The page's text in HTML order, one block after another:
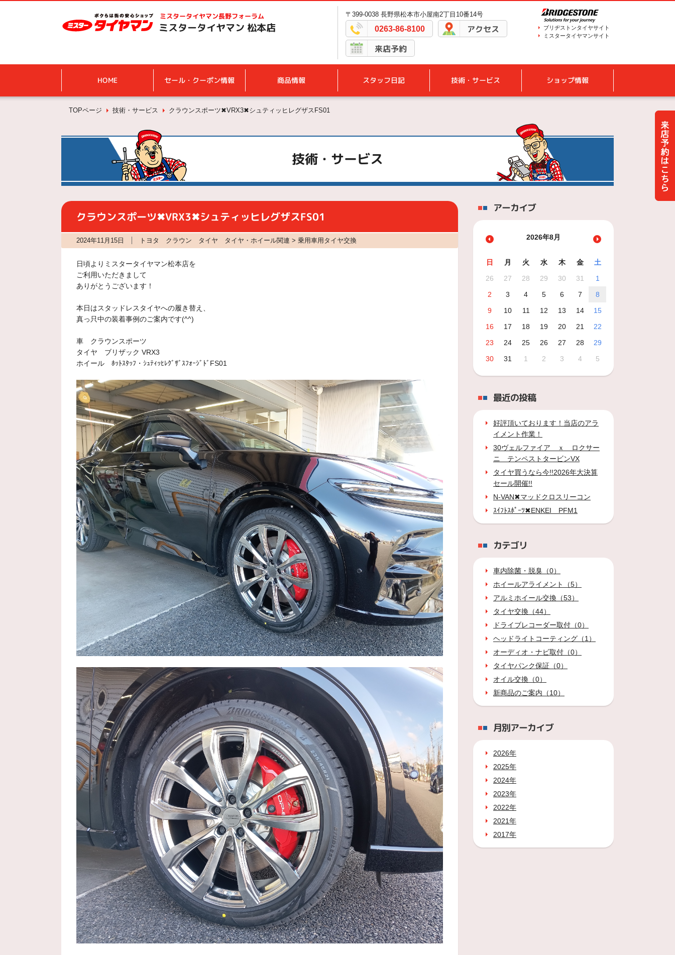
ミスタータイヤマン長野フォーラム
ミスタータイヤマン 松本店
〒399-0038 長野県松本市小屋南2丁目10番14号
0263-86-8100 アクセス
来店予約
ブリヂストンタイヤサイト
ミスタータイヤマンサイト
HOME セール・クーポン情報 商品情報 スタッフ日記 技術・サービス ショップ情報
TOPページ 技術・サービス クラウンスポーツ✖VRX3✖シュティッヒレグザスFS01
技術・サービス
クラウンスポーツ✖VRX3✖シュティッヒレグザスFS01
2024年11月15日 トヨタ クラウン タイヤ タイヤ・ホイール関連 > 乗用車用タイヤ交換
日頃よりミスタータイヤマン松本店を
ご利用いただきまして
ありがとうございます！
本日はスタッドレスタイヤへの履き替え、
真っ只中の装着事例のご案内です(^^)
車 クラウンスポーツ
タイヤ ブリザック VRX3
ホイール ﾎｯﾄｽﾀｯﾌ・ｼｭﾃｨｯﾋﾚｸﾞｻﾞｽﾌｫｰｼﾞﾄﾞFS01
アーカイブ
2026年8月
日 月 火 水 木 金
土
26
27 28 29 30 31
1
2
3 4 5 6 7
8
9
10 11 12 13 14
15
16
17 18 19 20 21
22
23
24 25 26 27 28
29
30
31 1 2 3 4 5
最近の投稿
好評頂いております！当店のアラ
イメント作業！
30ヴェルファイア ｘ ロクサー
ニ テンペストタービンVX
タイヤ買うなら今!!2026年大決算
セール開催!!
N-VAN✖マッドクロスリーコン
ｽｲﾌﾄｽﾎﾟｰﾂ✖ENKEI PFM1
カテゴリ
車内除菌・脱臭（0）
ホイールアライメント（5）
アルミホイール交換（53）
タイヤ交換（44）
ドライブレコーダー取付（0）
ヘッドライトコーティング（1）
オーディオ・ナビ取付（0）
タイヤパンク保証（0）
オイル交換（0）
新商品のご案内（10）
月別アーカイブ
2026年
2025年
2024年
2023年
2022年
2021年
2017年